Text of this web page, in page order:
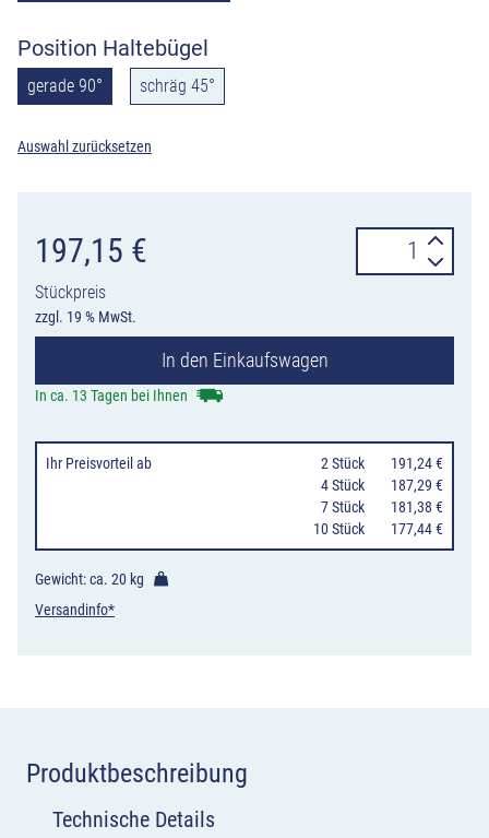
Position Haltebügel
gerade 90° schräg 45°
Auswahl zurücksetzen
197,15 €
Stückpreis
zzgl. 19 % MwSt.
Fahrradständer
Reihenparker
6
45
/
90
In den Einkaufswagen
In ca. 13 Tagen bei Ihnen
Ihr Preisvorteil ab 2 Stück
191,24 €
4 Stück
187,29 €
7 Stück
181,38 €
10 Stück
177,44 €
Gewicht: ca. 20 kg
Versandinfo*
Produktbeschreibung
Technische Details